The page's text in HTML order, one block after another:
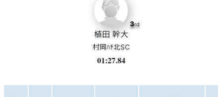
3rd
植田 幹大
村岡ﾊﾁ北SC
01:27.84